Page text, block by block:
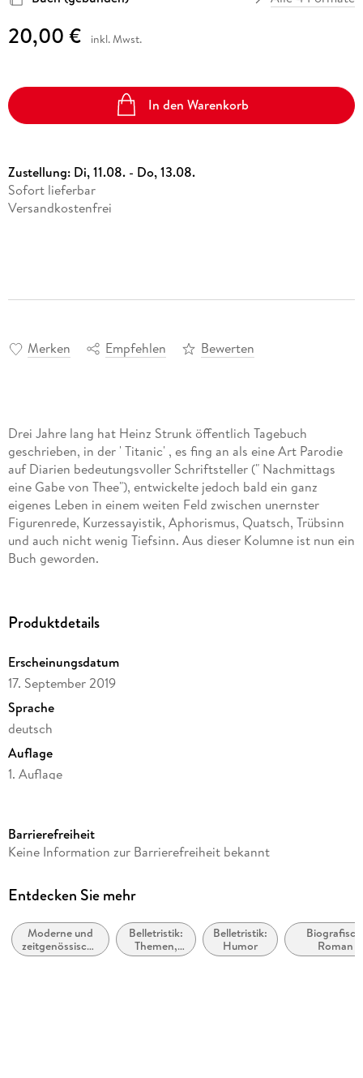
20,00 € inkl. Mwst.
In den Warenkorb
Zustellung: Di, 11.08. - Do, 13.08.
Sofort lieferbar
Versandkostenfrei
Merken Empfehlen Bewerten
Drei Jahre lang hat Heinz Strunk öffentlich Tagebuch
geschrieben, in der ' Titanic' , es fing an als eine Art Parodie
auf Diarien bedeutungsvoller Schriftsteller (" Nachmittags
eine Gabe von Thee"), entwickelte jedoch bald ein ganz
eigenes Leben in einem weiten Feld zwischen unernster
Figurenrede, Kurzessayistik, Aphorismus, Quatsch, Trübsinn
und auch nicht wenig Tiefsinn. Aus dieser Kolumne ist nun ein
Buch geworden.
Entferntes zusammen: " Alltagsbeobachtungen" , Lektüren,
Selbstbeobachtung beim Altern, alberne " Karrieretipps" ,
manchmal auch Poesie. Damit ist die " Intimschatulle" ganz
große Humoristenklasse und in dieser Form ohne Vorbild.
Produktdetails
Erscheinungsdatum
17. September 2019
Sprache
deutsch
Auflage
1. Auflage
Reihe
Autor/Autorin
Verlag/Hersteller
Rowohlt Verlag GmbH
Barrierefreiheit
Keine Information zur Barrierefreiheit bekannt
Entdecken Sie mehr
Moderne und
zeitgenössische
Belletristik:
Belletristik:
Themen,
Stoffe,
Belletristik:
Humor
Roman /